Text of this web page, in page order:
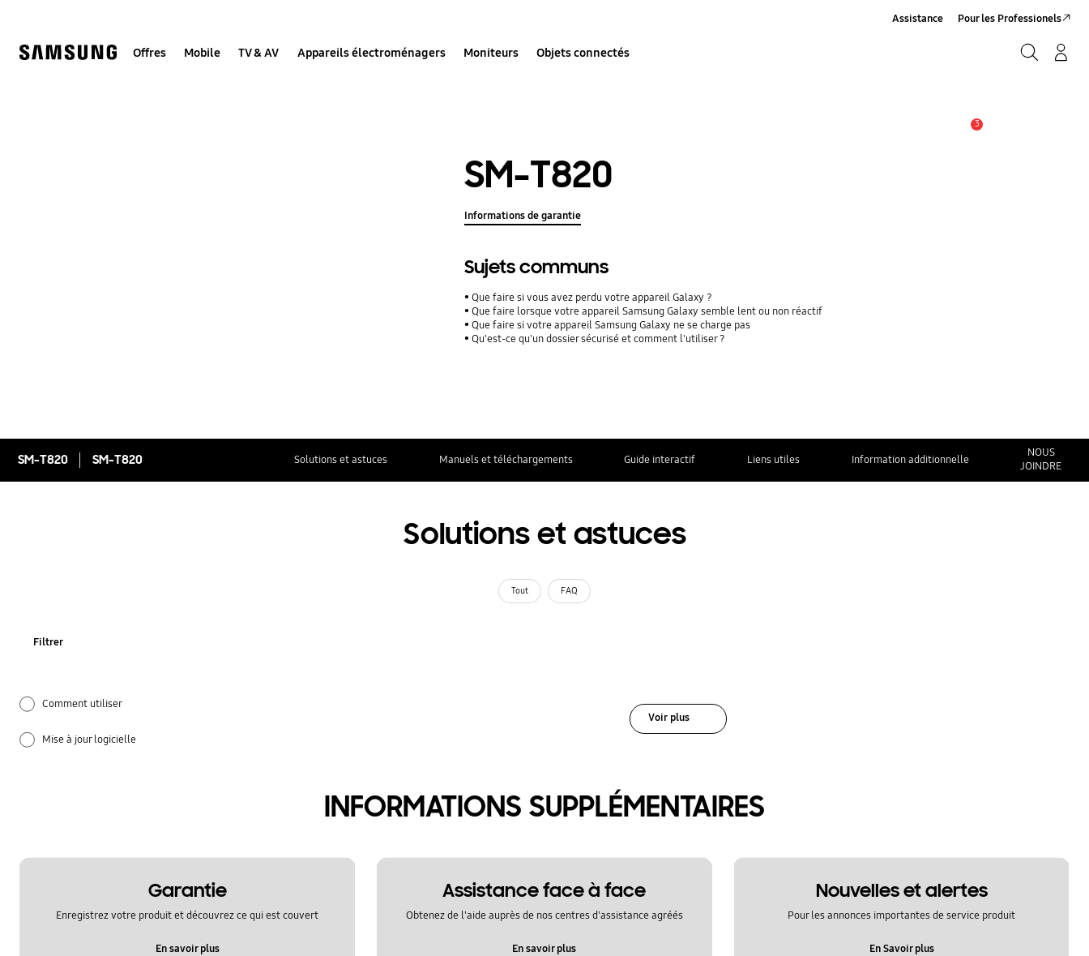
Offres Mobile TV & AV Appareils électroménagers Moniteurs Objets connectés
Assistance Pour les Professionels
3
SM-T820
Informations de garantie
Sujets communs
Que faire si vous avez perdu votre appareil Galaxy ?
Que faire lorsque votre appareil Samsung Galaxy semble lent ou non réactif
Que faire si votre appareil Samsung Galaxy ne se charge pas
Qu'est-ce qu'un dossier sécurisé et comment l'utiliser ?
SM-T820 SM-T820 Solutions et astuces Manuels et téléchargements Guide interactif Liens utiles Information additionnelle
NOUS
JOINDRE
Solutions et astuces
Tout FAQ
Filtrer
Comment utiliser
Mise à jour logicielle
audio
Voir plus
INFORMATIONS SUPPLÉMENTAIRES
Garantie
Enregistrez votre produit et découvrez ce qui est couvert
En savoir plus
Assistance face à face
Obtenez de l'aide auprès de nos centres d'assistance agréés
En savoir plus
Nouvelles et alertes
Pour les annonces importantes de service produit
En Savoir plus